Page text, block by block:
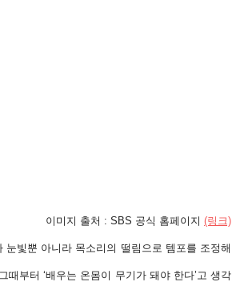
이미지 출처 : SBS 공식 홈페이지 (링크)
빛뿐 아니라 목소리의 떨림으로 템포를 조정해
때부터 ‘배우는 온몸이 무기가 돼야 한다’고 생각